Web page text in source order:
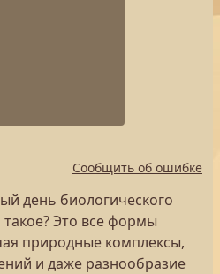
Сообщить об ошибке
день биологического
Это все формы
природные комплексы,
и даже разнообразие